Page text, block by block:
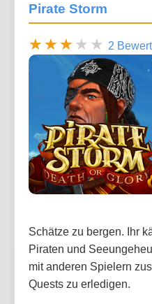
Pirate Storm
2
Schätze zu bergen. Ihr
Piraten und
mit anderen Spielern
Quests zu erledigen.